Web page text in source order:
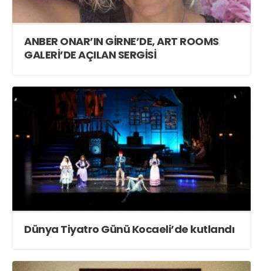
ANBER ONAR’IN GİRNE’DE, ART ROOMS
GALERİ’DE AÇILAN SERGİSİ
Dünya Tiyatro Günü Kocaeli’de kutlandı